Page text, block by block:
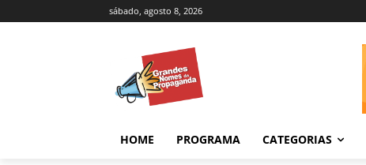
sábado, agosto 8, 2026
HOME PROGRAMA CATEGORIAS